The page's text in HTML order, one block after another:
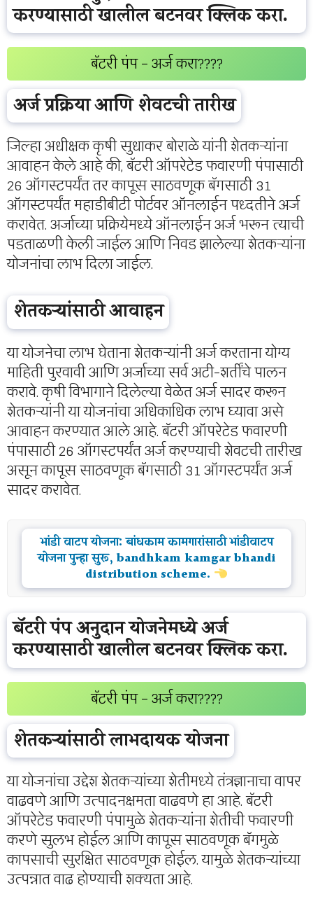
करण्यासाठी खालील बटनवर क्लिक करा.
बॅटरी पंप – अर्ज करा????
अर्ज प्रक्रिया आणि शेवटची तारीख
जिल्हा अधीक्षक कृषी सुधाकर बोराळे यांनी शेतकऱ्यांना
आवाहन केले आहे की, बॅटरी ऑपरेटेड फवारणी पंपासाठी
26 ऑगस्टपर्यंत तर कापूस साठवणूक बॅगसाठी 31
ऑगस्टपर्यंत महाडीबीटी पोर्टवर ऑनलाईन पध्दतीने अर्ज
करावेत. अर्जाच्या प्रक्रियेमध्ये ऑनलाईन अर्ज भरून त्याची
पडताळणी केली जाईल आणि निवड झालेल्या शेतकऱ्यांना
योजनांचा लाभ दिला जाईल.
शेतकऱ्यांसाठी आवाहन
या योजनेचा लाभ घेताना शेतकऱ्यांनी अर्ज करताना योग्य
माहिती पुरवावी आणि अर्जाच्या सर्व अटी-शर्तींचे पालन
करावे. कृषी विभागाने दिलेल्या वेळेत अर्ज सादर करून
शेतकऱ्यांनी या योजनांचा अधिकाधिक लाभ घ्यावा असे
आवाहन करण्यात आले आहे. बॅटरी ऑपरेटेड फवारणी
पंपासाठी 26 ऑगस्टपर्यंत अर्ज करण्याची शेवटची तारीख
असून कापूस साठवणूक बॅगसाठी 31 ऑगस्टपर्यंत अर्ज
सादर करावेत.
भांडी वाटप योजना: बांधकाम कामगारांसाठी भांडीवाटप
योजना पुन्हा सुरू, bandhkam kamgar bhandi
distribution scheme.
बॅटरी पंप अनुदान योजनेमध्ये अर्ज
करण्यासाठी खालील बटनवर क्लिक करा.
बॅटरी पंप – अर्ज करा????
शेतकऱ्यांसाठी लाभदायक योजना
या योजनांचा उद्देश शेतकऱ्यांच्या शेतीमध्ये तंत्रज्ञानाचा वापर
वाढवणे आणि उत्पादनक्षमता वाढवणे हा आहे. बॅटरी
ऑपरेटेड फवारणी पंपामुळे शेतकऱ्यांना शेतीची फवारणी
करणे सुलभ होईल आणि कापूस साठवणूक बॅगमुळे
कापसाची सुरक्षित साठवणूक होईल. यामुळे शेतकऱ्यांच्या
उत्पन्नात वाढ होण्याची शक्यता आहे.